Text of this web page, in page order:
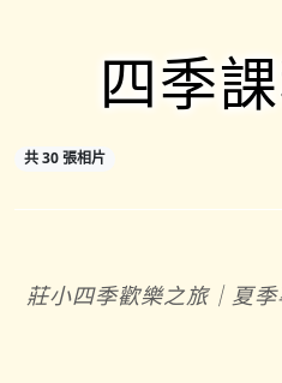
四季
共 30 張相片
莊小四季歡樂之旅｜夏